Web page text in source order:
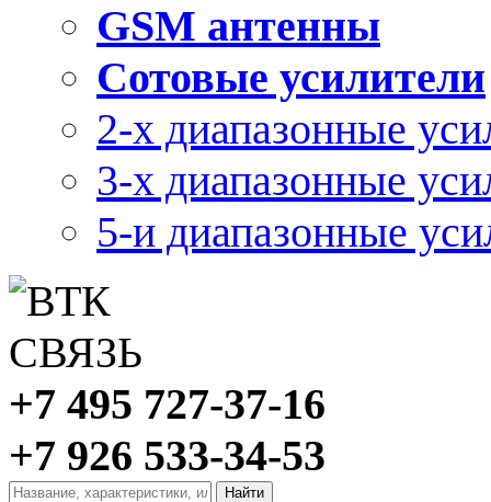
GSM антенны
Сотовые усилители
2-х диапазонные
3-х диапазонные
5-и диапазонные
+7 495 727-37-16
+7 926 533-34-53